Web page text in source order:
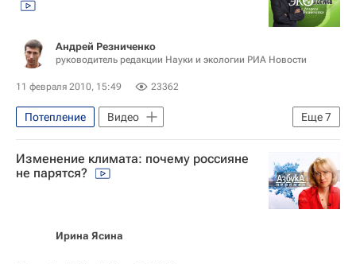
Андрей Резниченко
руководитель редакции Науки и экологии РИА Новости
11 февраля 2010, 15:49 23362
Еще7
Потепление
Видео
Глобальное потепление: факты, прогнозы, гипотезы
Эфир
Дания
Копенгаген
Изменение климата: почему россияне
не парятся?
Ирина Ясина